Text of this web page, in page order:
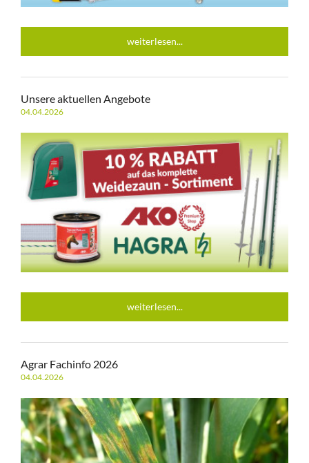
weiterlesen...
Unsere aktuellen Angebote
04.04.2026
weiterlesen...
Agrar Fachinfo 2026
04.04.2026